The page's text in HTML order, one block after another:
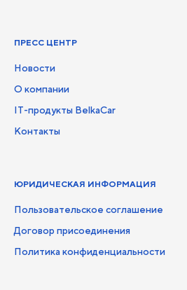
ПРЕСС ЦЕНТР
Новости
О компании
IT-продукты BelkaCar
Контакты
ЮРИДИЧЕСКАЯ ИНФОРМАЦИЯ
Пользовательское соглашение
Договор присоединения
Политика конфиденциальности